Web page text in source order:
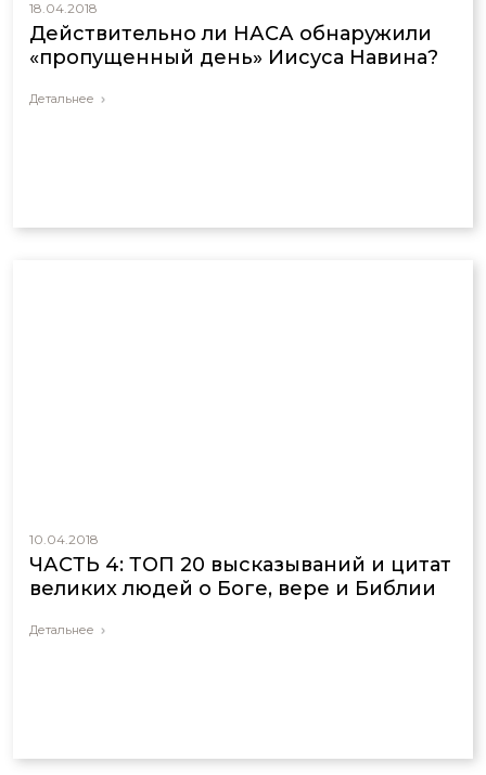
18.04.2018
Действительно ли НАСА обнаружили
«пропущенный день» Иисуса Навина?
Детальнее
10.04.2018
ЧАСТЬ 4: ТОП 20 высказываний и цитат
великих людей о Боге, вере и Библии
Детальнее